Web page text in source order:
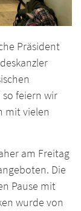
Präsident
feiern wir
mit vielen
am Freitag
Die
Pause mit
wurde von